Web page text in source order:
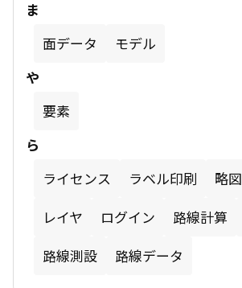
ま
面データ
モデル
や
要素
ら
ライセンス
ラベル印刷 略図
レイヤ
ログイン 路線計算
路線測設
路線データ